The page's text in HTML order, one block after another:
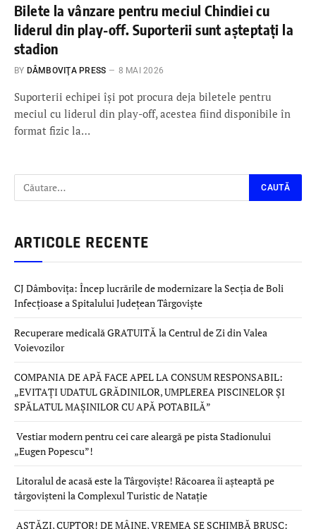
Bilete la vânzare pentru meciul Chindiei cu
liderul din play-off. Suporterii sunt așteptați la
stadion
BY DÂMBOVIŢA PRESS 8 MAI 2026
Suporterii echipei își pot procura deja biletele pentru
meciul cu liderul din play-off, acestea fiind disponibile în
format fizic la…
ARTICOLE RECENTE
CJ Dâmbovița: Încep lucrările de modernizare la Secția de Boli
Infecțioase a Spitalului Județean Târgoviște
Recuperare medicală GRATUITĂ la Centrul de Zi din Valea
Voievozilor
COMPANIA DE APĂ FACE APEL LA CONSUM RESPONSABIL:
„EVITAȚI UDATUL GRĂDINILOR, UMPLEREA PISCINELOR ȘI
SPĂLATUL MAȘINILOR CU APĂ POTABILĂ”
Vestiar modern pentru cei care aleargă pe pista Stadionului
„Eugen Popescu”!
Litoralul de acasă este la Târgoviște! Răcoarea îi așteaptă pe
târgovișteni la Complexul Turistic de Natație
ASTĂZI, CUPTOR! DE MÂINE, VREMEA SE SCHIMBĂ BRUSC: